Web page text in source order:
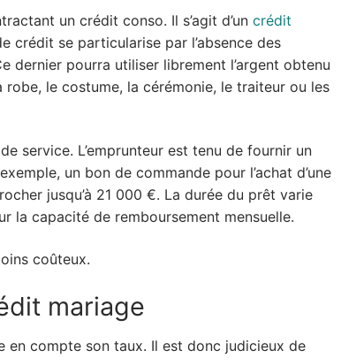
un crédit conso. Il s’agit d’un crédit
crédit se particularise par l’absence des
dernier pourra utiliser librement l’argent obtenu
le costume, la cérémonie, le traiteur ou les
service. L’emprunteur est tenu de fournir un
un bon de commande pour l’achat d’une
jusqu’à 21 000 €. La durée du prêt varie
la capacité de remboursement mensuelle.
coûteux.
mariage
en compte son taux. Il est donc judicieux de